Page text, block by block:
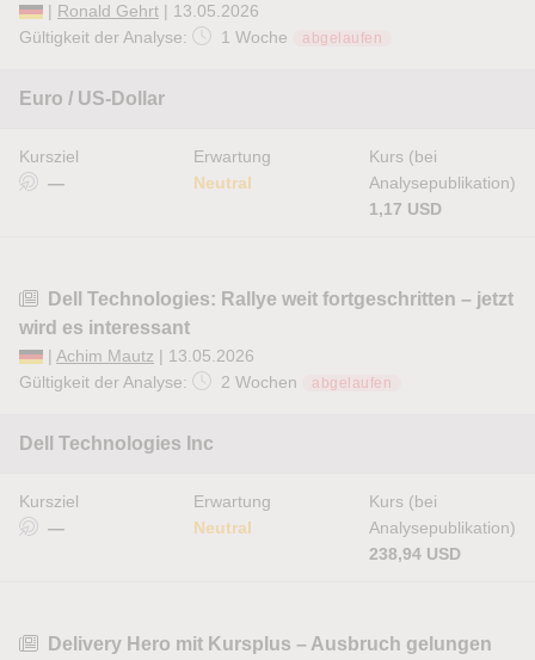
| Ronald Gehrt | 13.05.2026
Gültigkeit der Analyse:
1 Woche abgelaufen
Euro / US-Dollar
Kursziel
—
Erwartung
Neutral
Kurs (bei
Analysepublikation)
1,17 USD
Dell Technologies: Rallye weit fortgeschritten – jetzt
wird es interessant
| Achim Mautz | 13.05.2026
Gültigkeit der Analyse:
2 Wochen abgelaufen
Dell Technologies Inc
Kursziel
—
Erwartung
Neutral
Kurs (bei
Analysepublikation)
238,94 USD
Delivery Hero mit Kursplus – Ausbruch gelungen